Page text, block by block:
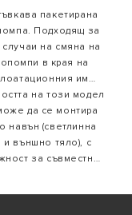
пакетирана
Подходящ за
случаи на смяна на
в края на
им
Свързването на
тяло се
с проста
връзка.
се стандартно със
на този модел
да се монтира
навън (светлинна
и външно тяло), с
за съвместна